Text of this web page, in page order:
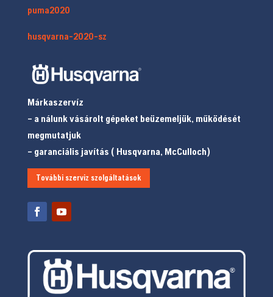
puma2020
husqvarna-2020-sz
Márkaszervíz
– a nálunk vásárolt gépeket beüzemeljük, működését
megmutatjuk
– garanciális javítás ( Husqvarna, McCulloch)
További szerviz szolgáltatások